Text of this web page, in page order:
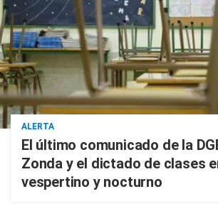
ALERTA
El último comunicado de la
Zonda y el dictado de clases
vespertino y nocturno